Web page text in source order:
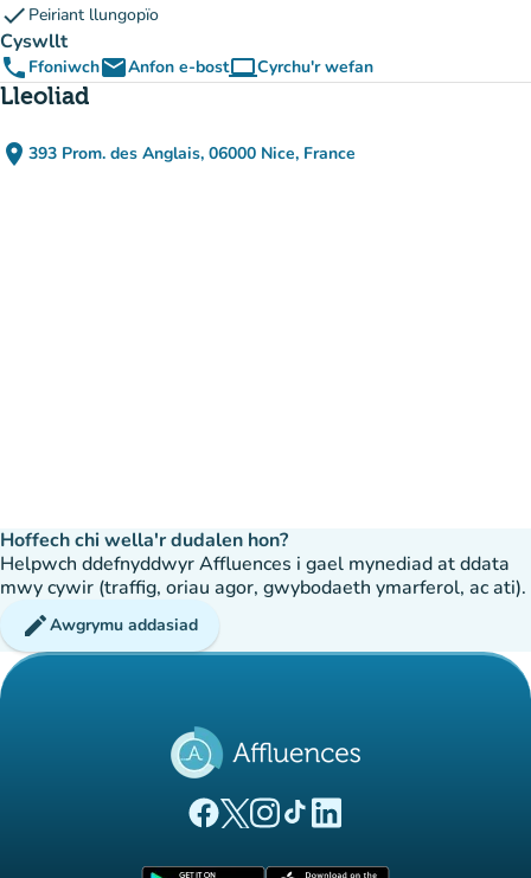
check Peiriant llungopïo
Cyswllt
phone FfoniwchemailAnfon e-bostcomputerCyrchu'r wefan
(tab newydd)
Lleoliad
place 393 Prom. des Anglais, 06000 Nice, France
(agor yn Google Maps)
(tab newydd)
Hoffech chi wella'r dudalen hon?
Helpwch ddefnyddwyr Affluences i gael mynediad at ddata
mwy cywir (traffig, oriau agor, gwybodaeth ymarferol, ac ati).
editAwgrymu addasiad
(tab newydd)
(tab newydd)
(tab newydd)
(tab newydd)